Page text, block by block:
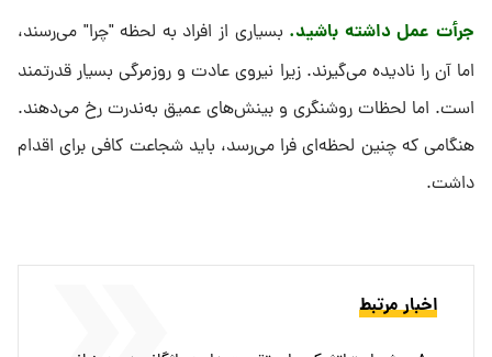
جرأت عمل داشته باشید. بسیاری از افراد به لحظه‌ "چرا" می‌رسند،
اما آن را نادیده می‌گیرند. زیرا نیروی عادت و روزمرگی بسیار قدرتمند
است. اما لحظات روشنگری و بینش‌های عمیق به‌ندرت رخ می‌دهند.
هنگامی که چنین لحظه‌ای فرا می‌رسد، باید شجاعت کافی برای اقدام
داشت.
اخبار مرتبط